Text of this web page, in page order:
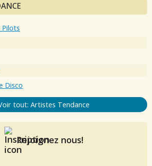
Pilots
Disco
tout: Artistes Tendance
Rejoignez nous!